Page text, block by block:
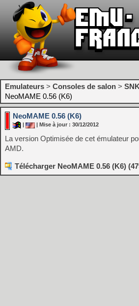
Emulateurs > Consoles de salon >
NeoMAME 0.56 (K6)
NeoMAME 0.56 (K6)
| Mise à jour : 30/12/2012
La version Optimisée de cet émulateur
AMD.
Télécharger NeoMAME 0.56 (K6)